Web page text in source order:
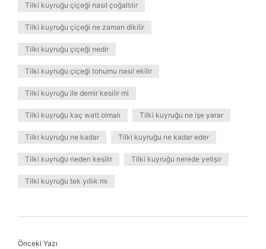
Tilki kuyruğu çiçeği nasıl çoğaltılır
Tilki kuyruğu çiçeği ne zaman dikilir
Tilki kuyruğu çiçeği nedir
Tilki kuyruğu çiçeği tohumu nasıl ekilir
Tilki kuyruğu ile demir kesilir mi
Tilki kuyruğu kaç watt olmalı Tilki kuyruğu ne işe yarar
Tilki kuyruğu ne kadar Tilki kuyruğu ne kadar eder
Tilki kuyruğu neden kesilir Tilki kuyruğu nerede yetişir
Tilki kuyruğu tek yıllık mı
Önceki Yazı